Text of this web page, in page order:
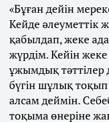
«Бұған дейін
Кейде әлеуметтік
қабылдап, жеке
жүрдім. Кейін
ұжымдық тәттілер
бүгін шұлық тоқып
алсам деймін.
тоқыма өнеріне